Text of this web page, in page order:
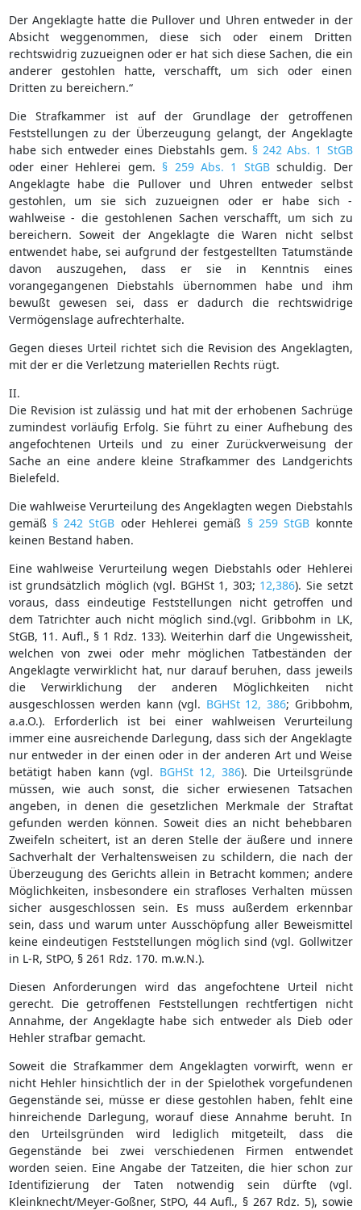
Der Angeklagte hatte die Pullover und Uhren entweder in der
Absicht weggenommen, diese sich oder einem Dritten
rechtswidrig zuzueignen oder er hat sich diese Sachen, die ein
anderer gestohlen hatte, verschafft, um sich oder einen
Dritten zu bereichern.“
Die Strafkammer ist auf der Grundlage der getroffenen
Feststellungen zu der Überzeugung gelangt, der Angeklagte
habe sich entweder eines Diebstahls gem. § 242 Abs. 1 StGB
oder einer Hehlerei gem. § 259 Abs. 1 StGBschuldig. Der
Angeklagte habe die Pullover und Uhren entweder selbst
gestohlen, um sie sich zuzueignen oder er habe sich -
wahlweise - die gestohlenen Sachen verschafft, um sich zu
bereichern. Soweit der Angeklagte die Waren nicht selbst
entwendet habe, sei aufgrund der festgestellten Tatumstände
davon auszugehen, dass er sie in Kenntnis eines
vorangegangenen Diebstahls übernommen habe und ihm
bewußt gewesen sei, dass er dadurch die rechtswidrige
Vermögenslage aufrechterhalte.
Gegen dieses Urteil richtet sich die Revision des Angeklagten,
mit der er die Verletzung materiellen Rechts rügt.
II.
Die Revision ist zulässig und hat mit der erhobenen Sachrüge
zumindest vorläufig Erfolg. Sie führt zu einer Aufhebung des
angefochtenen Urteils und zu einer Zurückverweisung der
Sache an eine andere kleine Strafkammer des Landgerichts
Bielefeld.
Die wahlweise Verurteilung des Angeklagten wegen Diebstahls
gemäß § 242 StGB oder Hehlerei gemäß § 259 StGB konnte
keinen Bestand haben.
Eine wahlweise Verurteilung wegen Diebstahls oder Hehlerei
ist grundsätzlich möglich (vgl. BGHSt 1, 303; 12,386). Sie setzt
voraus, dass eindeutige Feststellungen nicht getroffen und
dem Tatrichter auch nicht möglich sind.(vgl. Gribbohm in LK,
StGB, 11. Aufl., § 1 Rdz. 133). Weiterhin darf die Ungewissheit,
welchen von zwei oder mehr möglichen Tatbeständen der
Angeklagte verwirklicht hat, nur darauf beruhen, dass jeweils
die Verwirklichung der anderen Möglichkeiten nicht
ausgeschlossen werden kann (vgl. BGHSt 12, 386; Gribbohm,
a.a.O.). Erforderlich ist bei einer wahlweisen Verurteilung
immer eine ausreichende Darlegung, dass sich der Angeklagte
nur entweder in der einen oder in der anderen Art und Weise
betätigt haben kann (vgl. BGHSt 12, 386). Die Urteilsgründe
müssen, wie auch sonst, die sicher erwiesenen Tatsachen
angeben, in denen die gesetzlichen Merkmale der Straftat
gefunden werden können. Soweit dies an nicht behebbaren
Zweifeln scheitert, ist an deren Stelle der äußere und innere
Sachverhalt der Verhaltensweisen zu schildern, die nach der
Überzeugung des Gerichts allein in Betracht kommen; andere
Möglichkeiten, insbesondere ein strafloses Verhalten müssen
sicher ausgeschlossen sein. Es muss außerdem erkennbar
sein, dass und warum unter Ausschöpfung aller Beweismittel
keine eindeutigen Feststellungen möglich sind (vgl. Gollwitzer
in L-R, StPO, § 261 Rdz. 170. m.w.N.).
Diesen Anforderungen wird das angefochtene Urteil nicht
gerecht. Die getroffenen Feststellungen rechtfertigen nicht
Annahme, der Angeklagte habe sich entweder als Dieb oder
Hehler strafbar gemacht.
Soweit die Strafkammer dem Angeklagten vorwirft, wenn er
nicht Hehler hinsichtlich der in der Spielothek vorgefundenen
Gegenstände sei, müsse er diese gestohlen haben, fehlt eine
hinreichende Darlegung, worauf diese Annahme beruht. In
den Urteilsgründen wird lediglich mitgeteilt, dass die
Gegenstände bei zwei verschiedenen Firmen entwendet
worden seien. Eine Angabe der Tatzeiten, die hier schon zur
Identifizierung der Taten notwendig sein dürfte (vgl.
Kleinknecht/Meyer-Goßner, StPO, 44 Aufl., § 267 Rdz. 5), sowie